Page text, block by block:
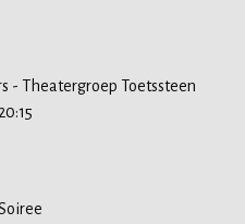
- Theatergroep Toetssteen